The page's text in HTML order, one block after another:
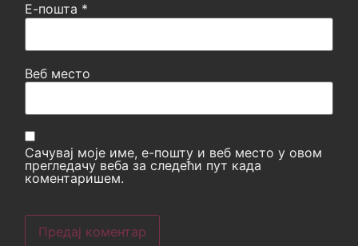
Е-пошта *
Веб место
Сачувај моје име, е-пошту и веб место у овом
прегледачу веба за следећи пут када
коментаришем.